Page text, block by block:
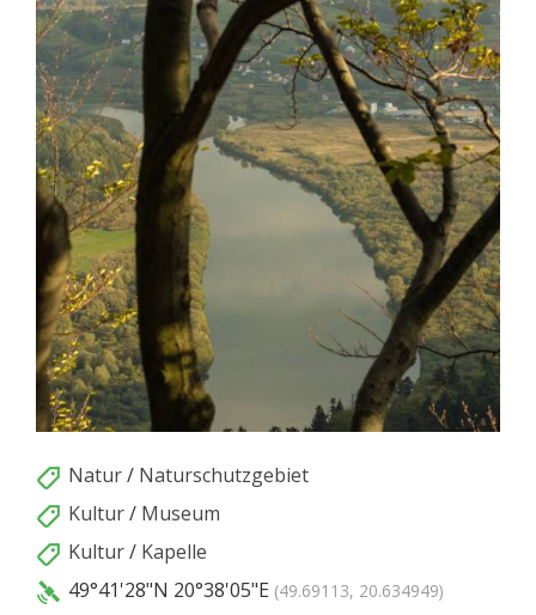
Natur/ Naturschutzgebiet
Kultur/ Museum
Kultur/ Kapelle
49°41'28"N 20°38'05"E (49.69113, 20.634949)